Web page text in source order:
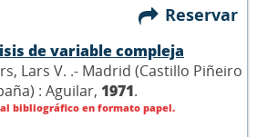
Reservar
de variable compleja
Lars V. .- Madrid (Castillo Piñeiro
: Aguilar, 1971.
bibliográfico en formato papel.